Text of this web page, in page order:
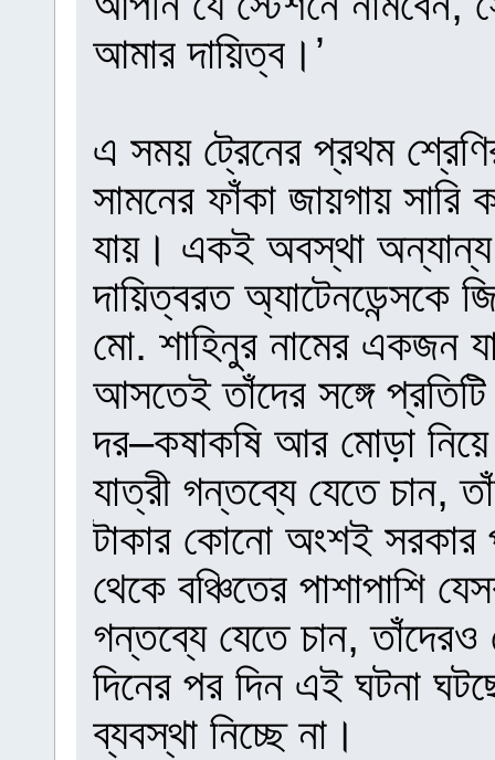
আমার দায়িত্ব।’
এ সময় ট্রেনের প্রথম
সামনের ফাঁকা জায়গায় সারি
যায়। একই অবস্থা অন্যান্য
দায়িত্বরত অ্যাটেনডেন্সকে
মো. শাহিনুর নামের একজন
আসতেই তাঁদের সঙ্গে প্রতিটি
দর–কষাকষি আর মোড়া নিয়ে
যাত্রী গন্তব্যে যেতে চান,
টাকার কোনো অংশই সরকার
থেকে বঞ্চিতের পাশাপাশি
গন্তব্যে যেতে চান,
দিনের পর দিন এই ঘটনা
ব্যবস্থা নিচ্ছে না।